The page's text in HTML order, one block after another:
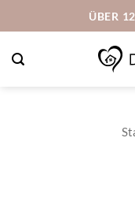
Inhalt
springen
ÜBER